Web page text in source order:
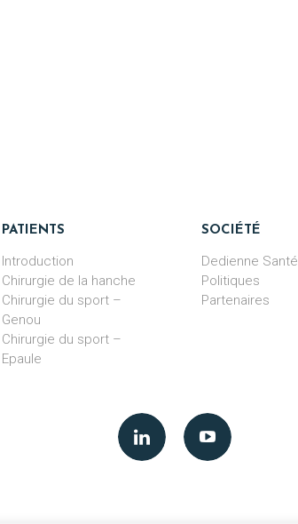
PATIENTS
Introduction
Chirurgie de la hanche
Chirurgie du sport –
Genou
Chirurgie du sport –
Epaule
SOCIÉTÉ
Dedienne Santé
Politiques
Partenaires